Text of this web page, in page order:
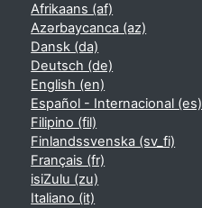
Afrikaans ‎(af)‎
Azərbaycanca ‎(az)‎
Dansk ‎(da)‎
Deutsch ‎(de)‎
English ‎(en)‎
Español - Internacional ‎(es)‎
Filipino ‎(fil)‎
Finlandssvenska ‎(sv_fi)‎
Français ‎(fr)‎
isiZulu ‎(zu)‎
Italiano ‎(it)‎